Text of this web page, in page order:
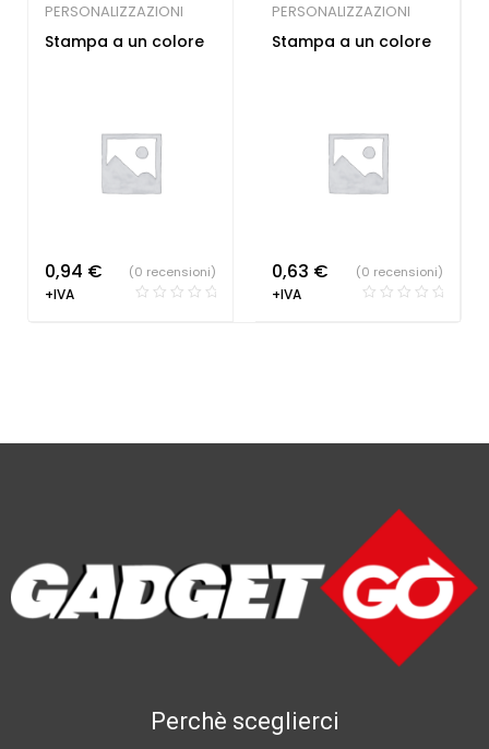
PERSONALIZZAZIONI
Stampa a un colore
0,94 €
+IVA
(0 recensioni)
PERSONALIZZAZIONI
Stampa a un colore
0,63 €
+IVA
(0 recensioni)
Perchè sceglierci